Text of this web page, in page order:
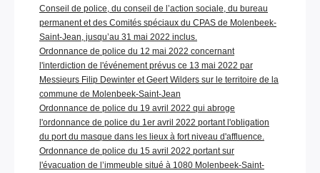
Conseil de police, du conseil de l’action sociale, du bureau
permanent et des Comités spéciaux du CPAS de Molenbeek-
Saint-Jean, jusqu’au 31 mai 2022 inclus.
Ordonnance de police du 12 mai 2022 concernant
l'interdiction de l'événement prévus ce 13 mai 2022 par
Messieurs Filip Dewinter et Geert Wilders sur le territoire de la
commune de Molenbeek-Saint-Jean
Ordonnance de police du 19 avril 2022 qui abroge
l'ordonnance de police du 1er avril 2022 portant l'obligation
du port du masque dans les lieux à fort niveau d'affluence.
Ordonnance de police du 15 avril 2022 portant sur
l'évacuation de l’immeuble situé à 1080 Molenbeek-Saint-